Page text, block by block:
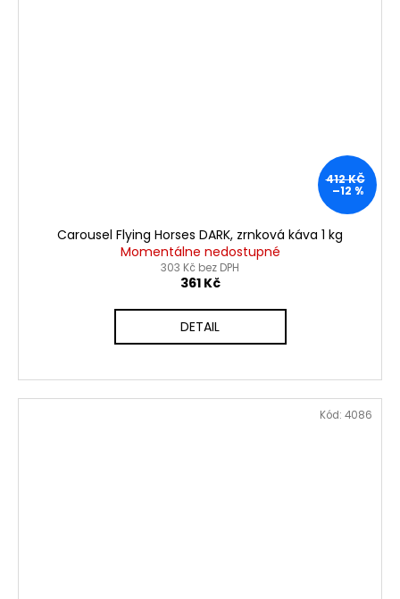
412 KČ
–12 %
Carousel Flying Horses DARK, zrnková káva 1 kg
Momentálne nedostupné
303 Kč bez DPH
361 Kč
DETAIL
Kód: 4086